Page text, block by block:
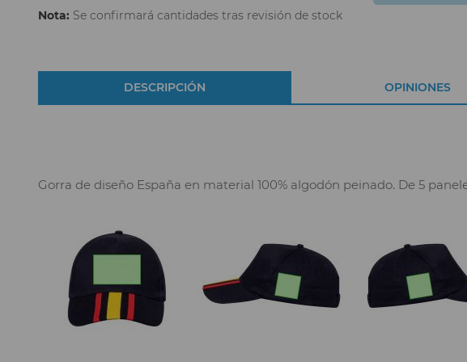
Nota: Se confirmará cantidades tras revisión de stock
DESCRIPCIÓN
Gorra de diseño España en material 100% algodón peinado. De 5
OPINIONES